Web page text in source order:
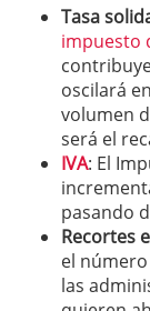
Tasa
impuesto
oscilará
volumen
será el
IVA: El
pasando
Recortes
el
las